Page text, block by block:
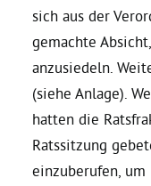
Kommunalpolitik
Engagement-
Grüne Jugend
sich aus der
gemachte
anzusiedeln.
(siehe Anlage).
hatten die
Ratssitzung
einzuberufen,